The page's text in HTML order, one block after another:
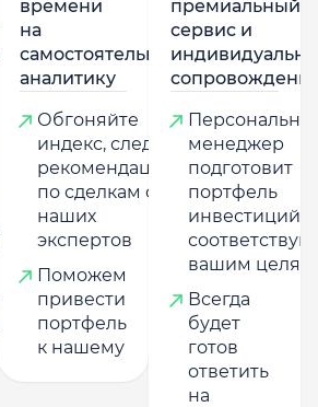
времени
на
самостоятельную
аналитику
Обгоняйте
индекс, следуя
рекомендациям
по сделкам от
наших
экспертов
Поможем
привести
портфель
к нашему
премиальный
сервис и
менеджер
подготовит
портфель
инвестиций,
вашим целям
Всегда
будет
готов
ответить
на